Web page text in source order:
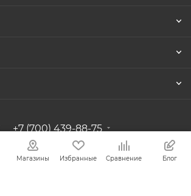
+7 (700) 439-88-75
azimut.greenway@gmail.com
Магазины Избранные Сравнение Блог